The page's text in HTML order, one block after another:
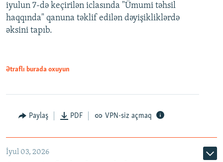
Auto 240p 360p 480p
720p 1080p
720p
iyulun 7-də keçirilən iclasında "Ümumi təhsil
haqqında" qanuna təklif edilən dəyişikliklərdə
əksini tapıb.
Ətraflı burada oxuyun
Paylaş PDF VPN-siz açmaq
İyul 03, 2026